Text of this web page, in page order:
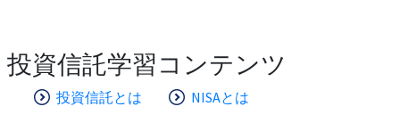
投資信託学習コンテンツ
投資信託とは NISAとは